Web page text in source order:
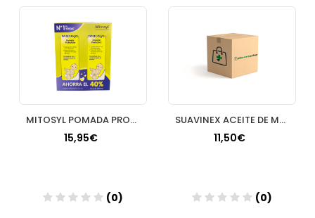
MITOSYL POMADA PROTECTORA 65 G 2 TUBOS
15,95€
(0)
SUAVINEX ACEITE DE MASAJE 1 BOTELLA 100 ML
11,50€
(0)